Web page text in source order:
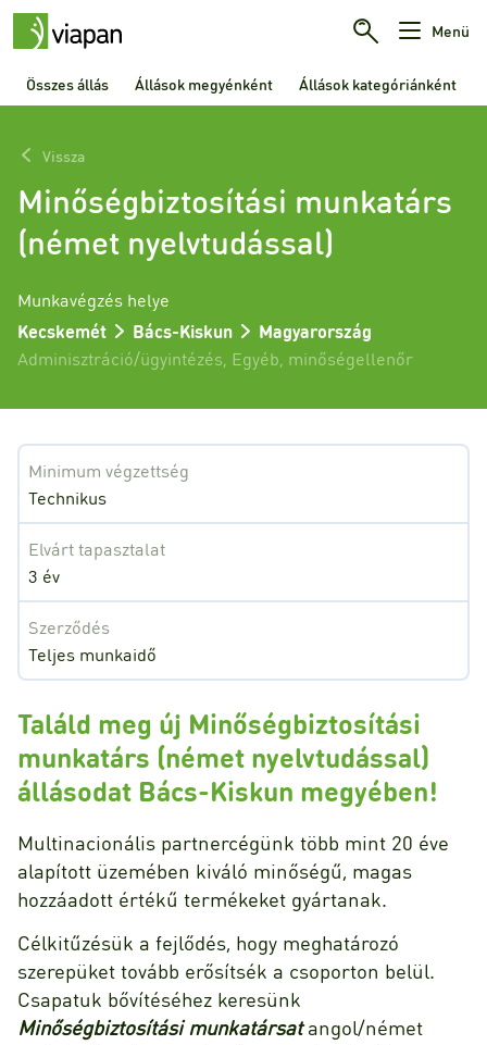
Menü
Összes állás Állások megyénként Állások kategóriánként
Vissza
Minőségbiztosítási munkatárs
(német nyelvtudással)
Munkavégzés helye
Kecskemét
Bács-Kiskun
Magyarország
Adminisztráció/ügyintézés Egyéb minőségellenőr
Minimum végzettség
Technikus
Elvárt tapasztalat
3 év
Szerződés
Teljes munkaidő
Találd meg új Minőségbiztosítási
munkatárs (német nyelvtudással)
állásodat Bács-Kiskun megyében!
Multinacionális partnercégünk több mint 20 éve
alapított üzemében kiváló minőségű, magas
hozzáadott értékű termékeket gyártanak.
Célkitűzésük a fejlődés, hogy meghatározó
szerepüket tovább erősítsék a csoporton belül.
Csapatuk bővítéséhez keresünk
Minőségbiztosítási munkatársatangol/német